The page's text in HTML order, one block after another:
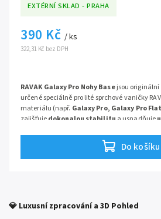
EXTÉRNÍ SKLAD - PRAHA
322,31 Kč bez DPH
390 Kč / ks
Do košíku
RAVAK Galaxy Pro Nohy Basejsou originální
určené speciálně pro lité sprchové vaničky
materiálu (např. Galaxy Pro, Galaxy Pro
zajišťujedokonalou stabilitu a usnadňuje
konstrukčním řešením vaniček RAVAK a
, nebo montáž
(SET).
💎 Luxusní zpracování a 3D Pohled